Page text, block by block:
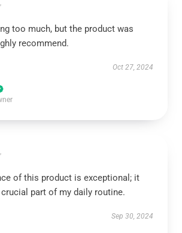
too much, but the product was
recommend.
Oct 27, 2024
of this product is exceptional; it
part of my daily routine.
Sep 30, 2024